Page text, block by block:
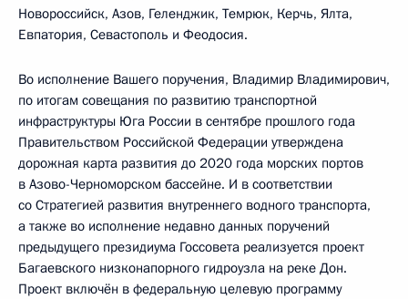
Новороссийск, Азов, Геленджик, Темрюк, Керчь, Ялта,
Евпатория, Севастополь и Феодосия.
Во исполнение Вашего поручения, Владимир Владимирович,
по итогам совещания по развитию транспортной
инфраструктуры Юга России в сентябре прошлого года
Правительством Российской Федерации утверждена
дорожная карта развития до 2020 года морских портов
в Азово-Черноморском бассейне. И в соответствии
со Стратегией развития внутреннего водного транспорта,
а также во исполнение недавно данных поручений
предыдущего президиума Госсовета реализуется проект
Багаевского низконапорного гидроузла на реке Дон.
Проект включён в федеральную целевую программу